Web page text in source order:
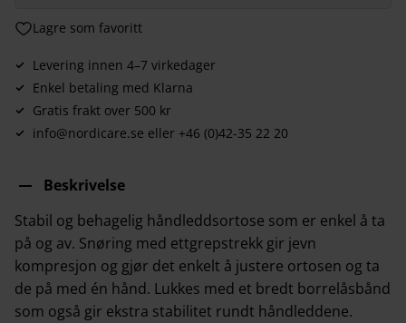
Lagre som favoritt
Levering innen 4–7 virkedager
Enkel betaling med Klarna
Gratis frakt over 500 kr
info@nordicare.se eller +46 (0)42-35 22 20
Beskrivelse
Stabil og behagelig håndleddsortose som er enkel å ta
på og av. Snøring med ettgrepstrekk gir jevn
kompresjon og gjør det enkelt å justere ortosen og ta
de på med én hånd. Lukkes med et bredt borrelåsbånd
som også gir ekstra stabilitet rundt håndleddene.